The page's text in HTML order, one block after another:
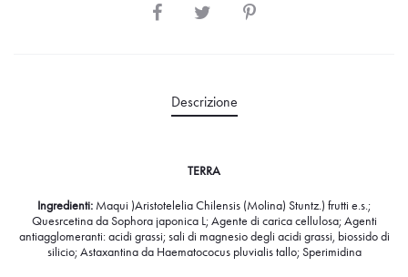
Descrizione
TERRA
Ingredienti: Maqui )Aristotelelia Chilensis (Molina) Stuntz.) frutti e.s.;
Quesrcetina da Sophora japonica L; Agente di carica cellulosa; Agenti
antiagglomeranti: acidi grassi; sali di magnesio degli acidi grassi, biossido di
silicio; Astaxantina da Haematococus pluvialis tallo; Sperimidina